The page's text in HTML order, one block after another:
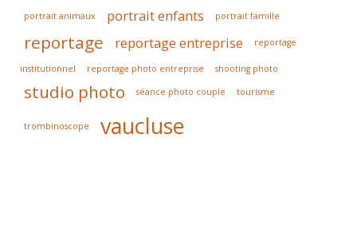
portrait animaux portrait enfants portrait famille
reportage reportage entreprise reportage
institutionnel reportage photo entreprise shooting photo
studio photo séance photo couple tourisme
trombinoscope vaucluse